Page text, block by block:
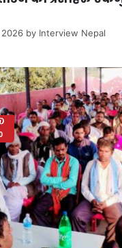
by Interview Nepal